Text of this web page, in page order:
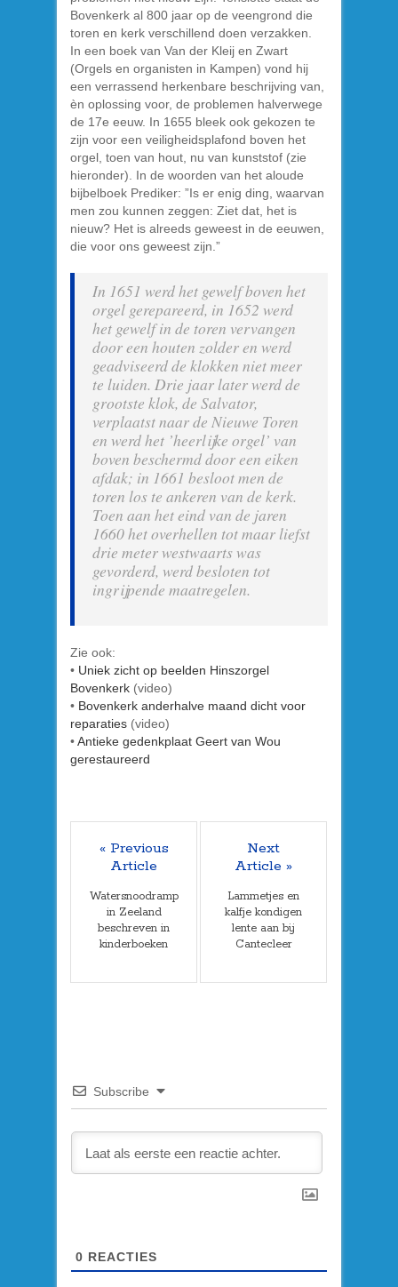
Bovenkerk al 800 jaar op de veengrond die
toren en kerk verschillend doen verzakken.
In een boek van Van der Kleij en Zwart
(Orgels en organisten in Kampen) vond hij
een verrassend herkenbare beschrijving van,
èn oplossing voor, de problemen halverwege
de 17e eeuw. In 1655 bleek ook gekozen te
zijn voor een veiligheidsplafond boven het
orgel, toen van hout, nu van kunststof (zie
hieronder). In de woorden van het aloude
bijbelboek Prediker: ”Is er enig ding, waarvan
men zou kunnen zeggen: Ziet dat, het is
nieuw? Het is alreeds geweest in de eeuwen,
die voor ons geweest zijn.”
In 1651 werd het gewelf boven het
orgel gerepareerd, in 1652 werd
het gewelf in de toren vervangen
door een houten zolder en werd
geadviseerd de klokken niet meer
te luiden. Drie jaar later werd de
grootste klok, de Salvator,
verplaatst naar de Nieuwe Toren
en werd het ’heerlijke orgel’ van
boven beschermd door een eiken
afdak; in 1661 besloot men de
toren los te ankeren van de kerk.
Toen aan het eind van de jaren
1660 het overhellen tot maar liefst
drie meter westwaarts was
gevorderd, werd besloten tot
ingrijpende maatregelen.
Zie ook:
• Uniek zicht op beelden Hinszorgel
Bovenkerk (video)
• Bovenkerk anderhalve maand dicht voor
reparaties (video)
•Antieke gedenkplaat Geert van Wou
gerestaureerd
« Previous
Article
Watersnoodramp
in Zeeland
beschreven in
kinderboeken
Next
Article »
Lammetjes en
kalfje kondigen
lente aan bij
Cantecleer
Subscribe
0 REACTIES